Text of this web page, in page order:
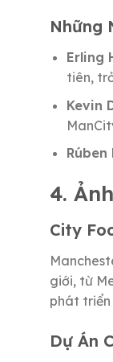
Những
Erling
tiên,
Kevin
Rúben
4.
City
giới, từ
phát triển
Dự Án